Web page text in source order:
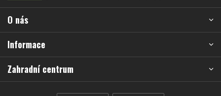
a
í
O nás
Informace
Zahradní centrum